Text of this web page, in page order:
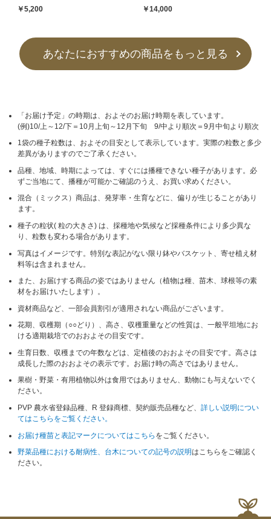
￥5,200
￥14,000
あなたにおすすめの商品をもっと見る
「お届け予定」の時期は、およそのお届け時期を表しています。
(例)10/上～12/下＝10月上旬～12月下旬 9/中より順次＝9月中旬より順次
1袋の種子粒数は、およその目安として表示しています。実際の粒数と多少
差異がありますのでご了承ください。
品種、地域、時期によっては、すぐには播種できない種子があります。必
ずご当地にて、播種が可能かご確認のうえ、お買い求めください。
混合（ミックス）商品は、発芽率・生育などに、偏りが生じることがあり
ます。
種子の粒状( 粒の大きさ) は、採種地や気候など採種条件により多少異な
り、粒数も変わる場合があります。
写真はイメージです。特別な表記がない限り鉢やバスケット、寄せ植え材
料等は含まれません。
また、お届けする商品の姿ではありません（植物は種、苗木、球根等の素
材をお届けいたします）。
資材商品など、一部会員割引が適用されない商品がございます。
花期、収穫期（○○どり）、高さ、収穫重量などの性質は、一般平坦地にお
ける適期栽培でのおおよその目安です。
生育日数、収穫までの年数などは、定植後のおおよその目安です。高さは
成長した際のおおよその表示です。お届け時の高さではありません。
果樹・野菜・有用植物以外は食用ではありません、動物にも与えないでく
ださい。
PVP 農水省登録品種、R 登録商標、契約販売品種など、詳しい説明につい
てはこちらをご覧ください。
お届け種苗と表記マークについてはこちら をご覧ください。
野菜品種における耐病性、台木についての記号の説明はこちらをご確認く
ださい。